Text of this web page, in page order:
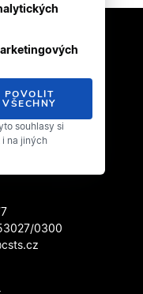
sportu
2
0300
POVOLIT
VŠECHNY
souhlasy si
i na jiných